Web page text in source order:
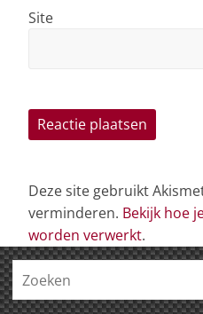
Site
Deze site gebruikt
verminderen. Bekijk hoe
worden verwerkt.